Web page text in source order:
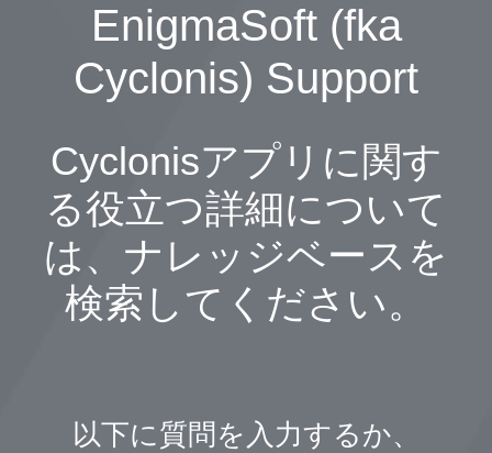
EnigmaSoft (fka
Cyclonis) Support
Cyclonisアプリに関す
る役立つ詳細について
は、ナレッジベースを
検索してください。
以下に質問を入力するか、